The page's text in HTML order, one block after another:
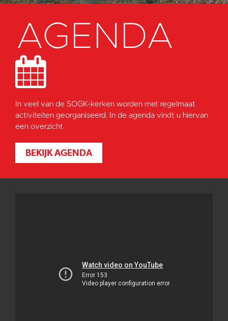
AGENDA
In veel van de SOGK-kerken worden met regelmaat
activiteiten georganiseerd. In de agenda vindt u hiervan
een overzicht.
BEKIJK AGENDA